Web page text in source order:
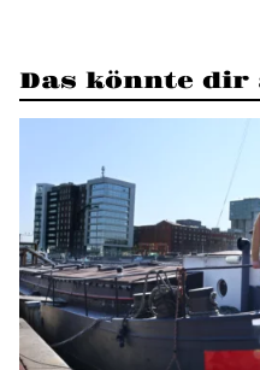
Das könnte dir